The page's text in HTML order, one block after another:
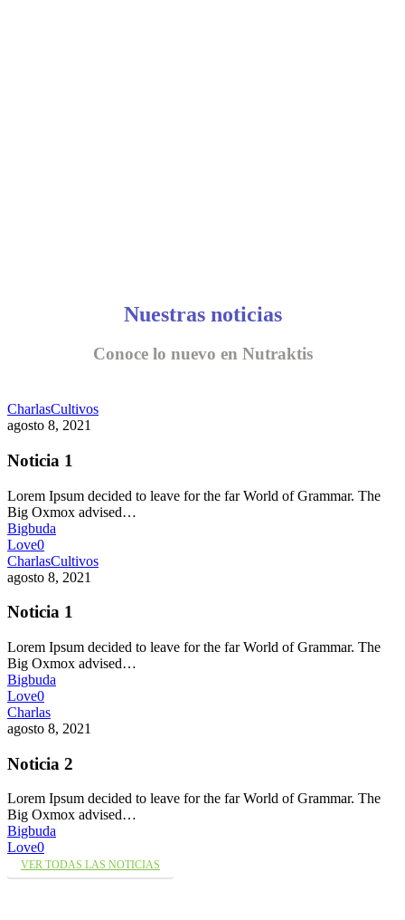
Nuestras noticias
Conoce lo nuevo en Nutraktis
CharlasCultivos
agosto 8, 2021
Noticia 1
Lorem Ipsum decided to leave for the far World of Grammar. The
Big Oxmox advised…
Bigbuda
Love0
CharlasCultivos
agosto 8, 2021
Noticia 1
Lorem Ipsum decided to leave for the far World of Grammar. The
Big Oxmox advised…
Bigbuda
Love0
Charlas
agosto 8, 2021
Noticia 2
Lorem Ipsum decided to leave for the far World of Grammar. The
Big Oxmox advised…
Bigbuda
Love0
VER TODAS LAS NOTICIAS